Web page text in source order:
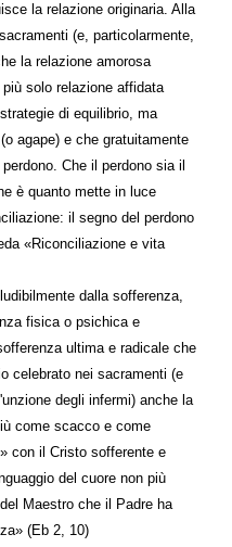
la relazione originaria. Alla
(e, particolarmente,
la relazione amorosa
solo relazione affidata
di equilibrio, ma
agape) e che gratuitamente
Che il perdono sia il
è quanto mette in luce
il segno del perdono
«Riconciliazione e vita
dalla sofferenza,
fisica o psichica e
ultima e radicale che
celebrato nei sacramenti (e
degli infermi) anche la
come scacco e come
con il Cristo sofferente e
del cuore non più
Maestro che il Padre ha
(Eb 2, 10)